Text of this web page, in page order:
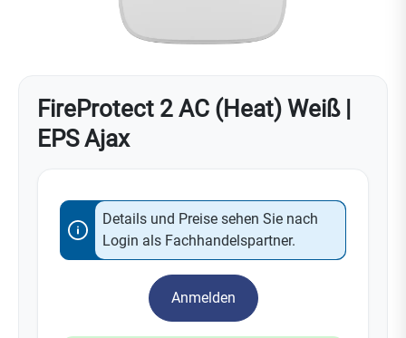
FireProtect 2 AC (Heat) Weiß |
EPS Ajax
Details und Preise sehen Sie nach
Login als Fachhandelspartner.
Anmelden